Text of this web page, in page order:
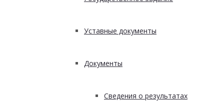
Уставные документы
Документы
Сведения о результатах